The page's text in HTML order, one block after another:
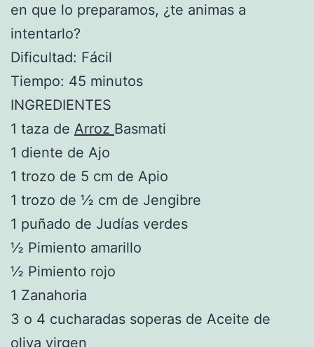
en que lo preparamos, ¿te animas a
intentarlo?
Dificultad: Fácil
Tiempo: 45 minutos
INGREDIENTES
1 taza de Arroz Basmati
1 diente de Ajo
1 trozo de 5 cm de Apio
1 trozo de ½ cm de Jengibre
1 puñado de Judías verdes
½ Pimiento amarillo
½ Pimiento rojo
1 Zanahoria
3 o 4 cucharadas soperas de Aceite de
oliva virgen